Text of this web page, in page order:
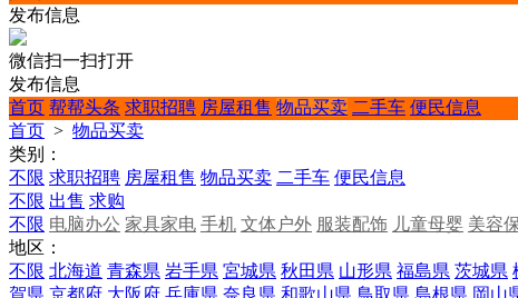
发布信息
微信扫一扫打开
发布信息
首页 帮帮头条 求职招聘 房屋租售 物品买卖 二手车 便民信息
首页 > 物品买卖
类别：
不限 求职招聘 房屋租售 物品买卖 二手车 便民信息
不限 出售 求购
不限 电脑办公 家具家电 手机 文体户外 服装配饰 儿童母婴 美容
地区：
不限 北海道 青森県 岩手県 宮城県 秋田県 山形県 福島県 茨城県
賀県 京都府 大阪府 兵庫県 奈良県 和歌山県 鳥取県 島根県 岡山